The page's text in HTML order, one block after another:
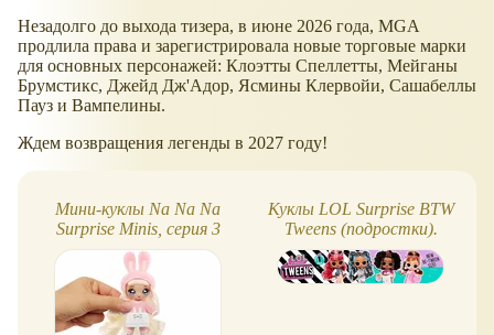
Незадолго до выхода тизера, в июне 2026 года, MGA
продлила права и зарегистрировала новые торговые марки
для основных персонажей: Клоэтты Спеллетты, Мейганы
Брумстикс, Джейд Дж'Адор, Ясмины Клервойи, Сашабеллы
Пауз и Вампелины.
Ждем возвращения легенды в 2027 году!
Мини-куклы Na Na Na
Surprise Minis, серия 3
Куклы LOL Surprise BTW
Tweens (подростки).
Новый формат!